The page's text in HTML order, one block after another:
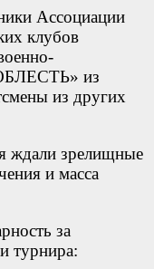
Ассоциации
клубов
из
из других
ждали зрелищные
и масса
за
турнира: